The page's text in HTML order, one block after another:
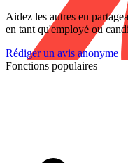
Aidez les autres en
en tant qu'employé ou
Rédiger un avis anonyme
Fonctions populaires